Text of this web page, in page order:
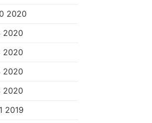
2020
2020
2020
2020
2020
2019